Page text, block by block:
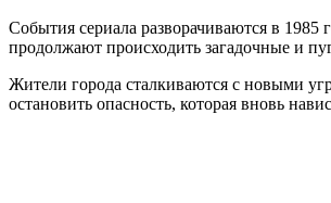
События сериала разворачиваются в
продолжают происходить загадочные и
Жители города сталкиваются с новыми
остановить опасность, которая вновь